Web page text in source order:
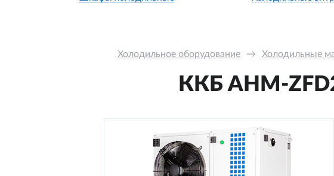
Холодильное оборудование → Холодильные
ККБ AНM-